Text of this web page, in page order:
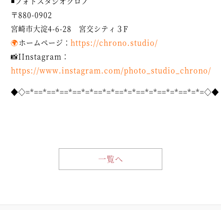
〒880-0902
宮崎市大淀4-6-28 宮交シティ３F
🌍ホームページ：https://chrono.studio/
📸IInstagram：
https://www.instagram.com/photo_studio_chrono/
◆◇=*==*==*==*==*=*==*=*==*=*==*=*==*=*==*=*=◇◆
一覧へ